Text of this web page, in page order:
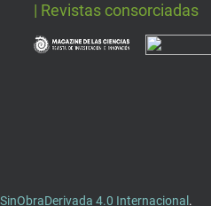
| Revistas consorciadas
4.0 Internacional .